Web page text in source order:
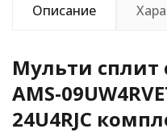
Описание
Мульти сплит
AMS-
24U4RJC